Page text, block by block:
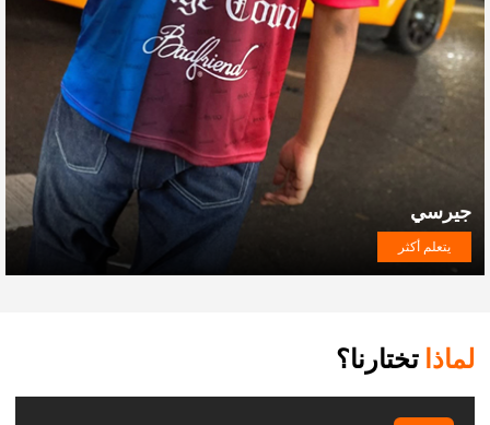
جيرسي
يتعلم أكثر
لماذا تختارنا؟